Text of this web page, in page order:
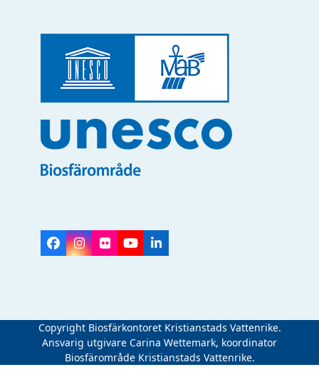
Facebook
Instagram
FlickrYouTubeLinkedIn
Copyright Biosfärkontoret Kristianstads Vattenrike.
Ansvarig utgivare Carina Wettemark, koordinator
Biosfärområde Kristianstads Vattenrike.